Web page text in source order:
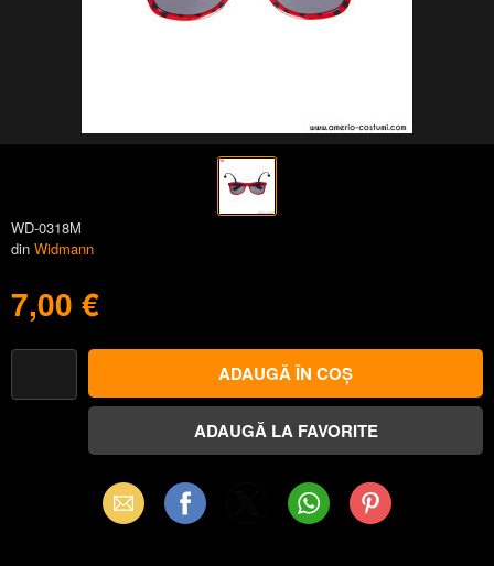
WD-0318M
din Widmann
7,00 €
Email Facebook WhatsAppPinterest